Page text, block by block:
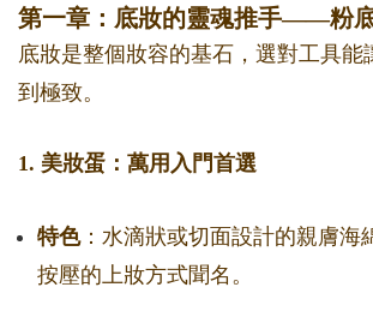
第一章：底妝的靈魂推手——粉
底妝是整個妝容的基石，選對工具能
到極致。
1. 美妝蛋：萬用入門首選
特色：水滴狀或切面設計的親膚海
按壓的上妝方式聞名。